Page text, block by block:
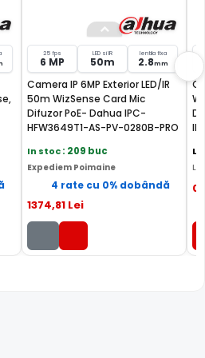
camera IP Dahua IPC-
PRO, ofera o detectie a miscarii
intre miscarile provocate de
le pe cele provocate de
lumini sau chiar ploaie.
25 fps
6 MP
LED si IR
50m
lentila fixa
2.8mm
Camera IP 6MP Exterior LED/IR
50m WizSense Card Mic
Difuzor PoE- Dahua IPC-
HFW3649T1-AS-PV-0280B-PRO
In stoc: 209 buc
Expediem Poimaine
4 rate cu 0% dobândă
1374,81 Lei
0